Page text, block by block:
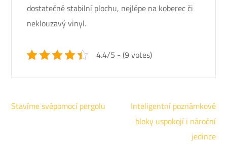
dostatečně stabilní plochu, nejlépe na koberec či
neklouzavý vinyl.
4.4/5 - (9 votes)
Navigace
Stavíme svépomocí pergolu
Inteligentní poznámkové
bloky uspokojí i nároční
jedince